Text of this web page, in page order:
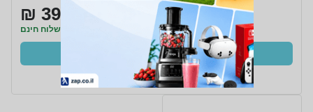
399 ₪
משלוח חינם
קנו עכשיו
ב- אלקטרוליין+